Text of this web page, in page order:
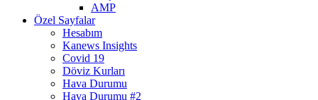
AMP
Özel Sayfalar
Hesabım
Kanews Insights
Covid 19
Döviz Kurları
Hava Durumu
Hava Durumu #2